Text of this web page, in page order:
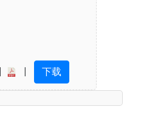
| 下载